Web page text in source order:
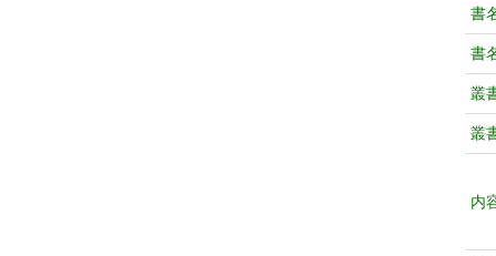
書
書
叢
叢
内